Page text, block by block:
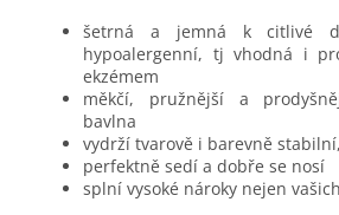
šetrná a jemná k citlivé
hypoalergenní, tj vhodná i
ekzémem
měkčí, pružnější a
bavlna
vydrží tvarově i barevně
perfektně sedí a dobře se nosí
splní vysoké nároky nejen